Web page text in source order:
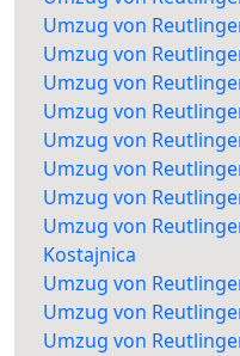
Umzug von
Umzug von
Umzug von
Umzug von
Umzug von
Umzug von
Umzug von
Umzug von
Kostajnica
Umzug von
Umzug von
Umzug von